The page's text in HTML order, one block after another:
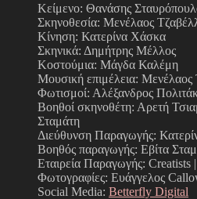
Κείμενο: Θανάσης
Σκηνοθεσία: Μενέλαος
Κίνηση: Κατερίνα Χάσκα
Σκηνικά: Δημήτρης Μέλλος
Κοστούμια: Μάγδα Καλέμη
Μουσική επιμέλεια: Μενέλαος
Φωτισμοί: Αλέξανδρος
Βοηθοί σκηνοθέτη: Αρετή
Σταμάτη
Διεύθυνση Παραγωγής:
Βοηθός παραγωγής: Εβίτα
Εταιρεία Παραγωγής: Creatists |
Φωτογραφίες: Ευάγγελος
Social Media: Betterfly Digital